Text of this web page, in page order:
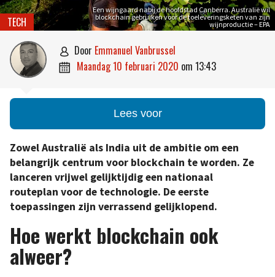
Een wijngaard nabij de hoofdstad Canberra. Australië wil
blockchain gebruiken voor de toeleveringsketen van zijn
wijnproductie – EPA
TECH
 door Emmanuel Vanbrussel
 maandag 10 februari 2020 om 13:43
Lees voor
Zowel Australië als India uit de ambitie om een
belangrijk centrum voor blockchain te worden. Ze
lanceren vrijwel gelijktijdig een nationaal
routeplan voor de technologie. De eerste
toepassingen zijn verrassend gelijklopend.
Hoe werkt blockchain ook
alweer?